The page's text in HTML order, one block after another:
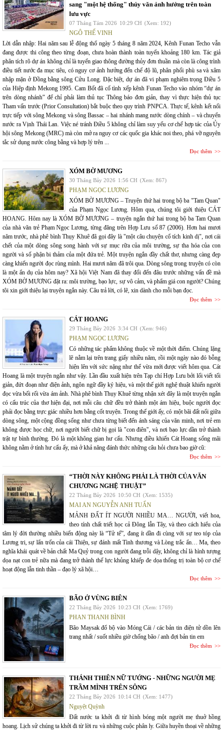
sang "một hệ thống" thủy văn ảnh hưởng trên toàn
lưu vực
07 Tháng Tám 2026 10:29 CH (Xem: 192)
NGÔ THẾ VINH
Lời dẫn nhập: Hai năm sau lễ động thổ ngày 5 tháng 8 năm 2024, Kênh Funan Techo vẫn
đang được thi công theo từng đoạn, chưa hoàn thành toàn tuyến khoảng 180 km. Tác giả
phân tích rõ dự án không chỉ là tuyến giao thông đường thủy đơn thuần mà còn là công trình
điều tiết nước đa mục tiêu, có nguy cơ ảnh hưởng đến chế độ lũ, phân phối phù sa và xâm
nhập mặn ở Đồng bằng sông Cửu Long. Đặc biệt, dự án đã vi phạm nghiêm trọng Điều 5
của Hiệp định Mekong 1995. Cam Bốt đã cố tình xếp kênh Funan Techo vào nhóm “dự án
trên dòng nhánh” để chỉ phải làm thủ tục Thông báo đơn giản, thay vì thực hiện thủ tục
Tham vấn trước (Prior Consultation) bắt buộc theo quy trình PNPCA. Thực tế, kênh kết nối
trực tiếp với sông Mekong và sông Bassac – hai nhánh mang nước dòng chính – và chuyển
nước ra Vịnh Thái Lan. Việc né tránh Điều 5 không chỉ làm suy yếu cơ chế hợp tác của Ủy
hội sông Mekong (MRC) mà còn mở ra nguy cơ các quốc gia khác noi theo, phá vỡ nguyên
tắc sử dụng nước công bằng và hợp lý trên ...
Đọc thêm
XÓM BỜ MƯƠNG
30 Tháng Bảy 2026 1:56 CH (Xem: 867)
PHẠM NGỌC LƯƠNG
XÓM BỜ MƯƠNG – Truyện thứ hai trong bộ ba "Tam Quan"
của Phạm Ngọc Lương. Hôm qua, chúng tôi giới thiệu CÁT
HOANG. Hôm nay là XÓM BỜ MƯƠNG – truyện ngắn thứ hai trong bộ ba Tam Quan
của nhà văn trẻ Phạm Ngọc Lương, từng đăng trên Hợp Lưu số 87 (2006). Hơn hai mươi
năm trước, nhà phê bình Thụy Khuê đã gọi đây là "một câu chuyện cổ tích kinh dị", nơi cái
chết của một dòng sông song hành với sự mục rữa của môi trường, sự tha hóa của con
người và số phận bi thảm của một đứa trẻ. Một truyện ngắn đầy chất thơ, nhưng càng đẹp
càng khiến người đọc rùng mình. Hai mươi năm đã trôi qua. Dòng sông trong truyện có còn
là một ẩn dụ của hôm nay? Xã hội Việt Nam đã thay đổi đến đâu trước những vấn đề mà
XÓM BỜ MƯƠNG đặt ra: môi trường, bạo lực, sự vô cảm, và phẩm giá con người? Chúng
tôi xin giới thiệu lại truyện ngắn này. Câu trả lời, có lẽ, xin dành cho mỗi bạn đọc.
Đọc thêm
CÁT HOANG
29 Tháng Bảy 2026 3:34 CH (Xem: 946)
PHẠM NGỌC LƯƠNG
Có những tác phẩm không thuộc về một thời điểm. Chúng lặng
lẽ nằm lại trên trang giấy nhiều năm, rồi một ngày nào đó bỗng
hiện lên với sức nặng như thể vừa mới được viết hôm qua. Cát
Hoang là một truyện ngắn như vậy. Lần đầu xuất hiện trên Tạp chí Hợp Lưu bởi lối viết tối
giản, đứt đoạn như điện ảnh, ngôn ngữ đầy ký hiệu, và một thế giới nghệ thuật khiến người
đọc vừa bối rối vừa ám ảnh. Nhà phê bình Thụy Khuê từng nhận xét đây là một truyện ngắn
có cấu trúc của thơ hiện đại, nơi mỗi câu chữ đều trở thành một ám hiệu, buộc người đọc
phải đọc bằng trực giác nhiều hơn bằng cốt truyện. Trong thế giới ấy, có một bãi đất nổi giữa
dòng sông, một cộng đồng sống như chưa từng biết đến ánh sáng của văn minh, nơi trẻ em
không được học chữ, nơi người biết chữ bị gọi là "con điên", và nơi bạo lực dần trở thành
trật tự bình thường. Đó là một không gian hư cấu. Nhưng điều khiến Cát Hoang sống mãi
không nằm ở tính hư cấu ấy, mà ở khả năng đánh thức những câu hỏi chưa bao giờ cũ:
Đọc thêm
“THỜI NÀY KHÔNG PHẢI LÀ THỜI CỦA VĂN
CHƯƠNG NGHỆ THUẬT”
22 Tháng Bảy 2026 10:50 CH (Xem: 1535)
MAI AN NGUYỄN ANH TUẤN
MẢNH ĐẤT ÍT NGƯỜI NHIỀU MA… NGƯỜI, viết hoa,
theo tính chất triết học cả Đông lẫn Tây, và theo cách hiểu của
tâm lý đời thường nhiều biến động này là “Tử tế”, đang ít dần đi cùng với sự teo tóp của
Lương tri, sự lẩn trốn của cái Thiện, sự đánh mất Tình thương và Lòng trắc ẩn… Ma, theo
nghĩa khái quát về bản chất Ma Quỷ trong con người đang trỗi dậy, không chỉ là hình tượng
dọa nạt con trẻ nữa mà đang trở thành thế lực khủng khiếp đe dọa thống trị toàn bộ cơ chế
hoạt động lẫn tinh thần – đạo lý xã hội…
Đọc thêm
BÃO Ở VÙNG BIÊN
22 Tháng Bảy 2026 10:23 CH (Xem: 1769)
PHAN THANH BÌNH
Bão Maysak đổ bộ vào Móng Cái / các bản tin điện tử dồn lên
trang nhất / suốt nhiều giờ chống bão / anh đợi bản tin em
Đọc thêm
THÁNH THIÊN NỮ TƯỚNG - NHỮNG NGƯỜI MẸ
TRẦM MÌNH TRÊN SÔNG
22 Tháng Bảy 2026 10:14 CH (Xem: 1477)
Nguyệt Quỳnh
Đất nước ta khởi đi từ hình bóng một người mẹ thuở hồng
hoang. Lịch sử chúng ta khởi đi từ lời ru và những cuộc phân ly. Giữa huyền thoại về những